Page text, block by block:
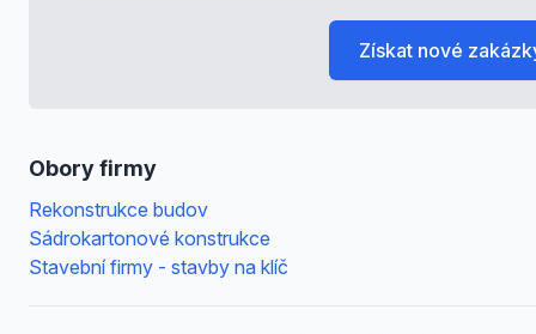
Obory firmy
Rekonstrukce budov
Sádrokartonové konstrukce
Stavební firmy - stavby na klíč
Získat nové